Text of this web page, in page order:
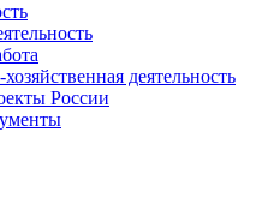
деятельность
России